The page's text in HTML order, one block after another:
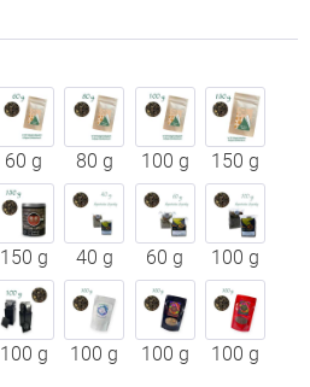
60 g 80 g 100 g 150 g
150 g 40 g 60 g 100 g
100 g 100 g 100 g 100 g